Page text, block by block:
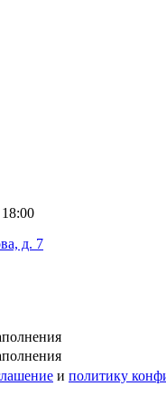
д. 7
и политику